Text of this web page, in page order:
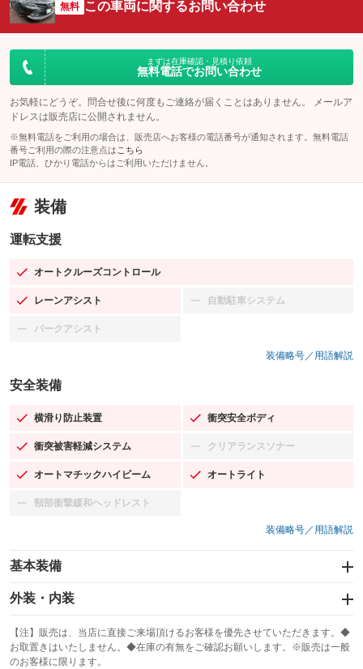
無料 この車両に関するお問い合わせ
まずは在庫確認・見積り依頼
無料電話でお問い合わせ
お気軽にどうぞ。問合せ後に何度もご連絡が届くことはありません。 メールア
ドレスは販売店に公開されません。
※無料電話をご利用の場合は、販売店へお客様の電話番号が通知されます。無料電話
番号ご利用の際の注意点は こちら
IP電話、ひかり電話からはご利用いただけません。
装備
運転支援
オートクルーズコントロール
：装備あり
レーンアシスト
：装備あり 自動駐車システム
：装備なし
パークアシスト
：装備なし
装備略号／用語解説
安全装備
横滑り防止装置
：装備あり 衝突安全ボディ
：装備あり
衝突被害軽減システム
：装備あり クリアランスソナー
：装備なし
オートマチックハイビーム
：装備あり オートライト
：装備あり
頸部衝撃緩和ヘッドレスト
：装備なし
装備略号／用語解説
基本装備
エアバッグ：運転席/助手席/サイド
：装備あり
：装備なし
サンルーフ
：装備あり ABS
外装・内装
カーナビ：SDナビ
：装備あり
TV：フルセグ
：装備あり
【注】販売は、当店に直接ご来場頂けるお客様を優先させていただきます。◆
お取置きはいたしません。◆在庫の有無をご確認お願いします。※販売は一般
のお客様に限ります。